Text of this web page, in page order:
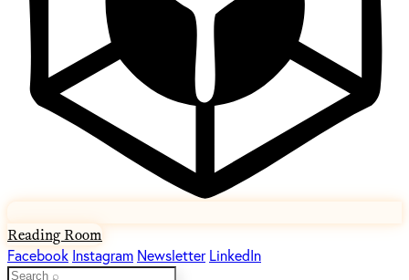
Reading Room
Facebook Instagram Newsletter LinkedIn